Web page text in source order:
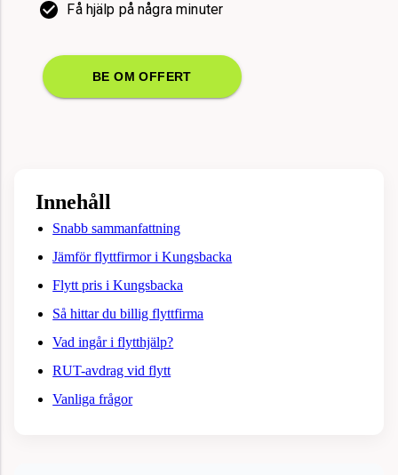
Få hjälp på några minuter
BE OM OFFERT
Innehåll
Snabb sammanfattning
Jämför flyttfirmor i Kungsbacka
Flytt pris i Kungsbacka
Så hittar du billig flyttfirma
Vad ingår i flytthjälp?
RUT-avdrag vid flytt
Vanliga frågor